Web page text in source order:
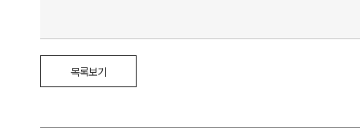
목록보기